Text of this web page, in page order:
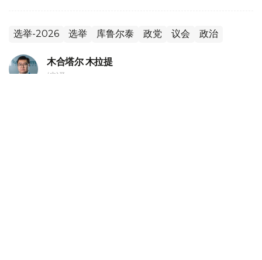
选举-2026 选举 库鲁尔泰 政党 议会 政治
木合塔尔 木拉提
编译